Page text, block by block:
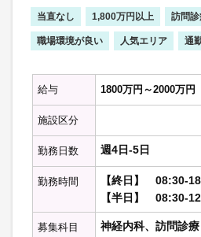
当直なし 1,800万円以上 訪問
職場環境が良い 人気エリア 通
給与 1800万円～2000万円
施設区分
勤務日数 週4日-5日
勤務時間
【終日】 08:30-
【半日】 08:30-
募集科目 神経内科、訪問診療